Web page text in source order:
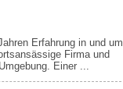
Erfahrung in und um
Firma und
Einer ...